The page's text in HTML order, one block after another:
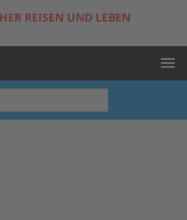
REISEN UND LEBEN